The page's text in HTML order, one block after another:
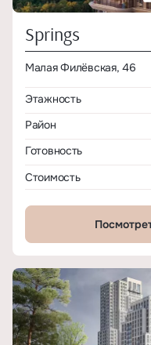
Springs
Малая Филёвская, 46
Этажность
Район
Готовность
Стоимость